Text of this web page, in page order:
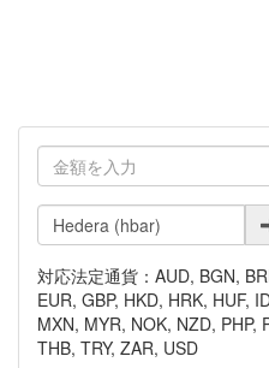
対応法定通貨：AUD, BGN,
EUR, GBP, HKD, HRK, HUF,
MXN, MYR, NOK, NZD, PHP,
THB, TRY, ZAR, USD